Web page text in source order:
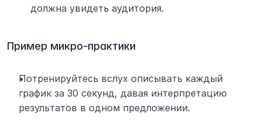
должна увидеть аудитория.
Пример микро-практики
Потренируйтесь вслух описывать каждый
график за 30 секунд, давая интерпретацию
результатов в одном предложении.